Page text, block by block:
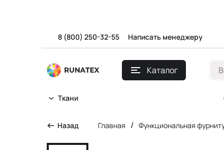
8 (800) 250-32-55 Написать менеджеру
Каталог
Ткани
Назад Главная / Функциональная